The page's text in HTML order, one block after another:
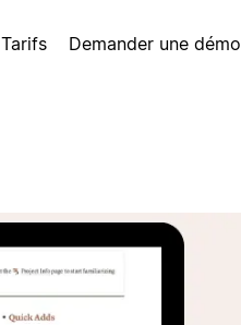
Tarifs Demander une démo